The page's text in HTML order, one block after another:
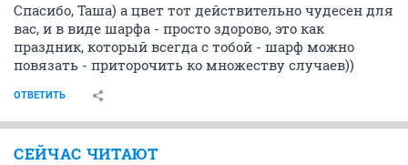
Спасибо, Таша) а цвет тот действительно чудесен для
вас, и в виде шарфа - просто здорово, это как
праздник, который всегда с тобой - шарф можно
повязать - приторочить ко множеству случаев))
ОТВЕТИТЬ
СЕЙЧАС ЧИТАЮТ